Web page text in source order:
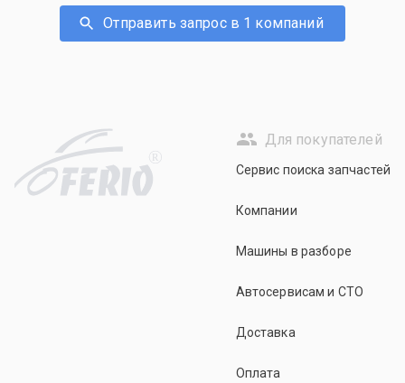
Отправить запрос в 1 компаний
R
Для покупателей
Сервис поиска запчастей
Компании
Машины в разборе
Автосервисам и СТО
Доставка
Оплата